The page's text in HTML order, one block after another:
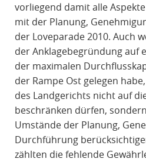
vorliegend damit alle
mit der Planung,
der Loveparade 2010. Auch
der Anklagebegründung auf
der maximalen
der Rampe Ost gelegen
des Landgerichts nicht auf
beschränken dürfen,
Umstände der Planung,
Durchführung
zählten die fehlende